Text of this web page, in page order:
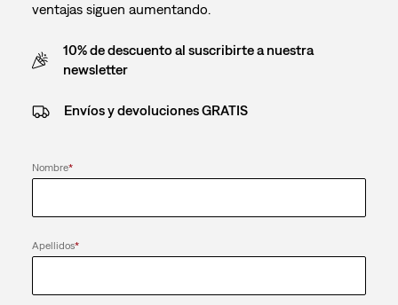
ventajas siguen aumentando.
10% de descuento al suscribirte a nuestra
newsletter
Envíos y devoluciones GRATIS
Nombre*
Apellidos*